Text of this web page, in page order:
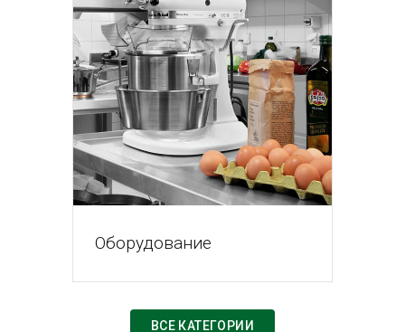
Оборудование
ВСЕ КАТЕГОРИИ